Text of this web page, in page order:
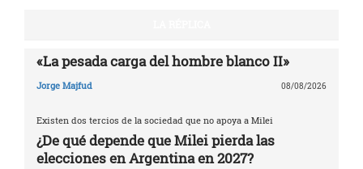
«La pesada carga del hombre blanco II»
Jorge Majfud 08/08/2026
Existen dos tercios de la sociedad que no apoya a Milei
¿De qué depende que Milei pierda las
elecciones en Argentina en 2027?